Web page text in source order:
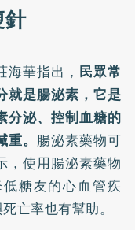
海華指出， 民眾常
就是腸泌素，它是
分泌、控制血糖的
。 腸泌素藥物可
，使用腸泌素藥物
糖友的心血管疾
亡率也有幫助。